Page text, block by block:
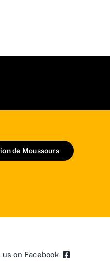
de Moussours
us on Facebook